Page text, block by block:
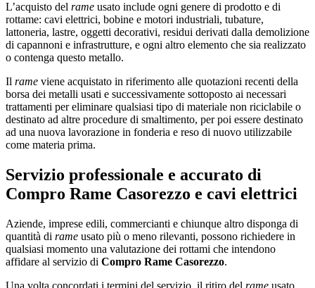
L’acquisto del rame usato include ogni genere di prodotto e di
rottame: cavi elettrici, bobine e motori industriali, tubature,
lattoneria, lastre, oggetti decorativi, residui derivati dalla demolizione
di capannoni e infrastrutture, e ogni altro elemento che sia realizzato
o contenga questo metallo.
Il rame viene acquistato in riferimento alle quotazioni recenti della
borsa dei metalli usati e successivamente sottoposto ai necessari
trattamenti per eliminare qualsiasi tipo di materiale non riciclabile o
destinato ad altre procedure di smaltimento, per poi essere destinato
ad una nuova lavorazione in fonderia e reso di nuovo utilizzabile
come materia prima.
Servizio professionale e accurato di
Compro Rame Casorezzo e cavi elettrici
Aziende, imprese edili, commercianti e chiunque altro disponga di
quantità di rame usato più o meno rilevanti, possono richiedere in
qualsiasi momento una valutazione dei rottami che intendono
affidare al servizio di Compro Rame Casorezzo.
Una volta concordati i termini del servizio, il ritiro del rame usato